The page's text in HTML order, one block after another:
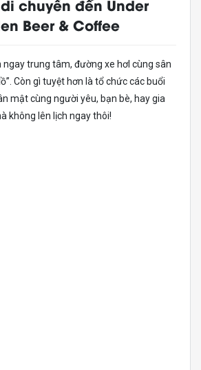
chuyển đến Under
Beer & Coffee
ngay trung tâm, đường xe hơI cùng sân
Còn gì tuyệt hơn là tổ chức các buổi
mật cùng người yêu, bạn bè, hay gia
không lên lịch ngay thôi!